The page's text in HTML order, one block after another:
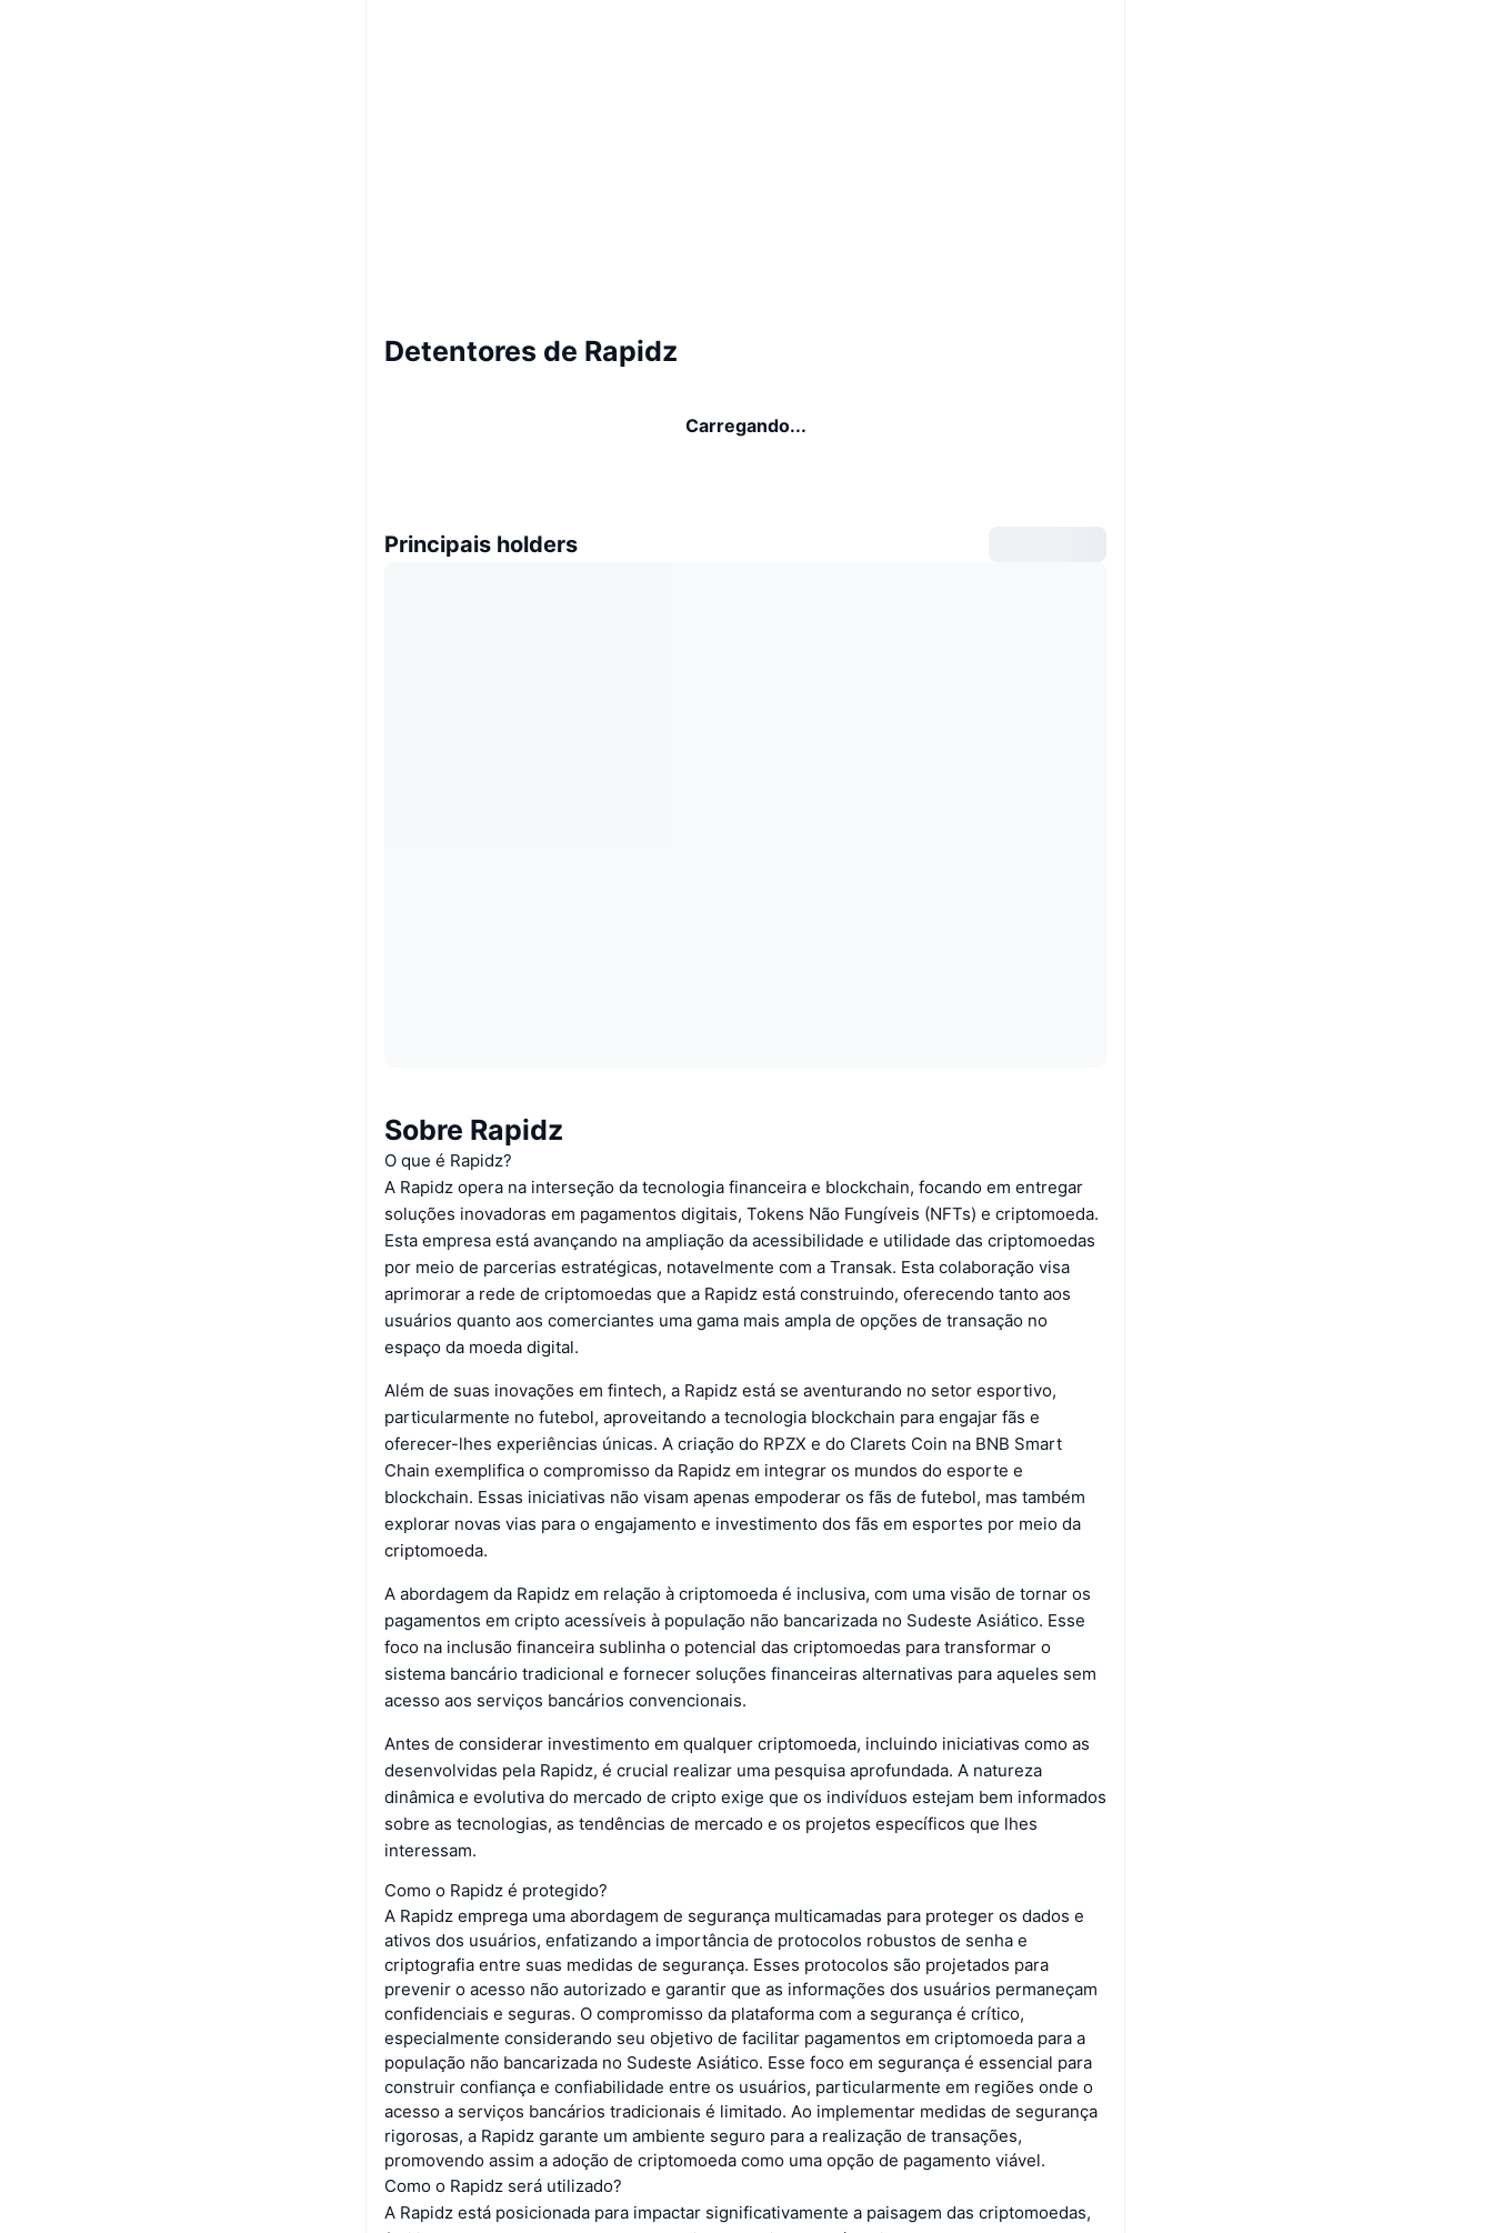
Detentores de Rapidz
Carregando...
Principais holders
Sobre Rapidz
O que é Rapidz?
A Rapidz opera na interseção da tecnologia financeira e blockchain, focando em entregar
soluções inovadoras em pagamentos digitais, Tokens Não Fungíveis (NFTs) e criptomoeda.
Esta empresa está avançando na ampliação da acessibilidade e utilidade das criptomoedas
por meio de parcerias estratégicas, notavelmente com a Transak. Esta colaboração visa
aprimorar a rede de criptomoedas que a Rapidz está construindo, oferecendo tanto aos
usuários quanto aos comerciantes uma gama mais ampla de opções de transação no
espaço da moeda digital.
Além de suas inovações em fintech, a Rapidz está se aventurando no setor esportivo,
particularmente no futebol, aproveitando a tecnologia blockchain para engajar fãs e
oferecer-lhes experiências únicas. A criação do RPZX e do Clarets Coin na BNB Smart
Chain exemplifica o compromisso da Rapidz em integrar os mundos do esporte e
blockchain. Essas iniciativas não visam apenas empoderar os fãs de futebol, mas também
explorar novas vias para o engajamento e investimento dos fãs em esportes por meio da
criptomoeda.
A abordagem da Rapidz em relação à criptomoeda é inclusiva, com uma visão de tornar os
pagamentos em cripto acessíveis à população não bancarizada no Sudeste Asiático. Esse
foco na inclusão financeira sublinha o potencial das criptomoedas para transformar o
sistema bancário tradicional e fornecer soluções financeiras alternativas para aqueles sem
acesso aos serviços bancários convencionais.
Antes de considerar investimento em qualquer criptomoeda, incluindo iniciativas como as
desenvolvidas pela Rapidz, é crucial realizar uma pesquisa aprofundada. A natureza
dinâmica e evolutiva do mercado de cripto exige que os indivíduos estejam bem informados
sobre as tecnologias, as tendências de mercado e os projetos específicos que lhes
interessam.
Como o Rapidz é protegido?
A Rapidz emprega uma abordagem de segurança multicamadas para proteger os dados e
ativos dos usuários, enfatizando a importância de protocolos robustos de senha e
criptografia entre suas medidas de segurança. Esses protocolos são projetados para
prevenir o acesso não autorizado e garantir que as informações dos usuários permaneçam
confidenciais e seguras. O compromisso da plataforma com a segurança é crítico,
especialmente considerando seu objetivo de facilitar pagamentos em criptomoeda para a
população não bancarizada no Sudeste Asiático. Esse foco em segurança é essencial para
construir confiança e confiabilidade entre os usuários, particularmente em regiões onde o
acesso a serviços bancários tradicionais é limitado. Ao implementar medidas de segurança
rigorosas, a Rapidz garante um ambiente seguro para a realização de transações,
promovendo assim a adoção de criptomoeda como uma opção de pagamento viável.
Como o Rapidz será utilizado?
A Rapidz está posicionada para impactar significativamente a paisagem das criptomoedas,